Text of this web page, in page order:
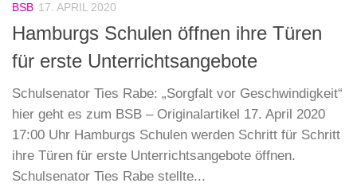
BSB 17. APRIL 2020
Hamburgs Schulen öffnen ihre Türen
für erste Unterrichtsangebote
Schulsenator Ties Rabe: „Sorgfalt vor Geschwindigkeit“
hier geht es zum BSB – Originalartikel 17. April 2020
17:00 Uhr Hamburgs Schulen werden Schritt für Schritt
ihre Türen für erste Unterrichtsangebote öffnen.
Schulsenator Ties Rabe stellte...